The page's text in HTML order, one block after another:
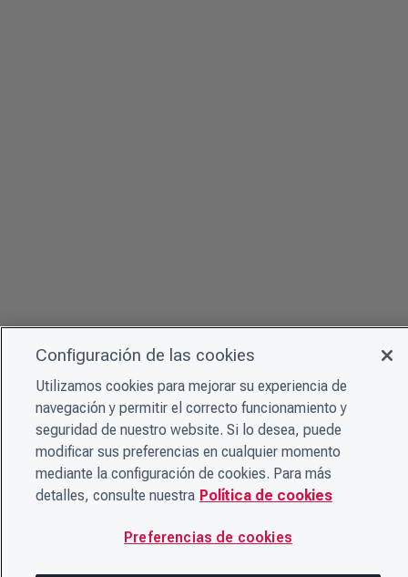
Configuración de las cookies
Utilizamos cookies para mejorar su experiencia de
navegación y permitir el correcto funcionamiento y
seguridad de nuestro website. Si lo desea, puede
modificar sus preferencias en cualquier momento
mediante la configuración de cookies. Para más
detalles, consulte nuestra Política de cookies
Preferencias de cookies